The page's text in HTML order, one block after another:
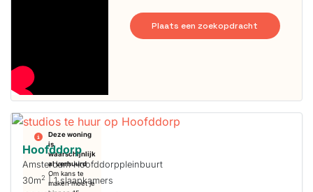
Plaats een zoekopdracht
Deze woning
is
waarschijnlijk
al verhuurd
Om kans te
maken moet je
Hoofddorp
Amsterdam Hoofddorppleinbuurt
30m2 | 1 slaapkamers